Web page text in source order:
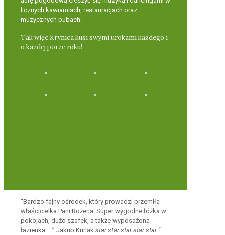
licznych kawiarniach, restauracjach oraz
muzycznych pubach.
Tak więc Krynica kusi swymi urokami każdego i
o każdej porze roku!
“Bardzo fajny ośrodek, który prowadzi przemiła
właścicielka Pani Bożena. Super wygodne łóżka w
pokojach, dużo szafek, a także wyposażona
łazienka. ...” Jakub Kurlak star star star star star “